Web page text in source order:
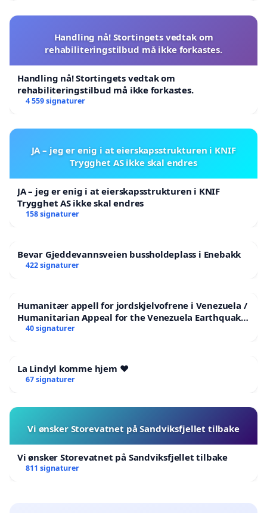
Handling nå! Stortingets vedtak om
rehabiliteringstilbud må ikke forkastes.
Handling nå! Stortingets vedtak om
rehabiliteringstilbud må ikke forkastes.
4 559 signaturer
JA – jeg er enig i at eierskapsstrukturen i KNIF
Trygghet AS ikke skal endres
JA – jeg er enig i at eierskapsstrukturen i KNIF
Trygghet AS ikke skal endres
158 signaturer
Bevar Gjeddevannsveien bussholdeplass i Enebakk
422 signaturer
Humanitær appell for jordskjelvofrene i Venezuela /
Humanitarian Appeal for the Venezuela Earthquake
Victims
40 signaturer
La Lindyl komme hjem ❤️
67 signaturer
Vi ønsker Storevatnet på Sandviksfjellet tilbake
Vi ønsker Storevatnet på Sandviksfjellet tilbake
811 signaturer